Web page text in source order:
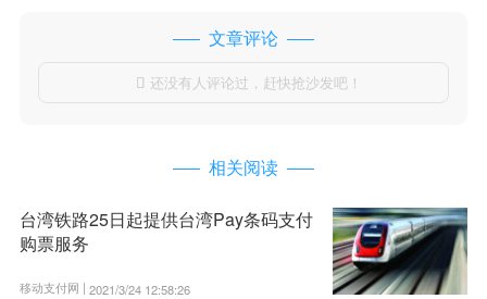
文章评论
 还没有人评论过，赶快抢沙发吧！
相关阅读
台湾铁路25日起提供台湾Pay条码支付
购票服务
移动支付网 | 2021/3/24 12:58:26